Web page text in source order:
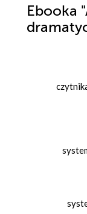
Ebooka